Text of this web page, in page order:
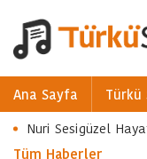
Ana Sayfa Türkü
Nuri Sesigüzel
Tüm Haberler